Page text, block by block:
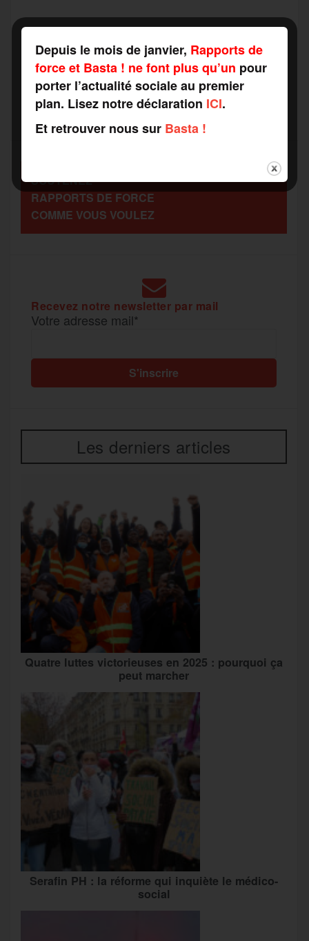
c
e
b
o
k
i
t
t
r
a
i
l
s
s
a
e
l
e
a
r
g
e
SOUTENEZ
RAPPORTS DE FORCE
COMME VOUS VOULEZ
Recevez notre newsletter par mail
Votre adresse mail*
Les derniers articles
Quatre luttes victorieuses en 2025 : pourquoi ça
peut marcher
Serafin PH : la réforme qui inquiète le médico-
social
Depuis le mois de janvier, Rapports de
force et Basta ! ne font plus qu’un pour
porter l’actualité sociale au premier
plan. Lisez notre déclaration ICI.
Et retrouver nous sur Basta !